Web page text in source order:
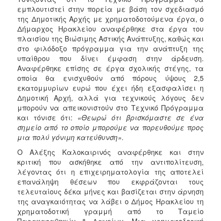
εμπλουτιστεί στην πορεία με βάση τον σχεδιασμό
της Δημοτικής Αρχής με χρηματοδοτούμενα έργα, ο
Δήμαρχος Ηρακλείου αναφέρθηκε στα έργα του
πλαισίου της Βιώσιμης Αστικής Ανάπτυξης, καθώς και
στο φιλόδοξο πρόγραμμα για την ανάπτυξη της
υπαίθρου που δίνει έμφαση στην άρδευση.
Αναφέρθηκε επίσης σε έργα σχολικής στέγης, τα
οποία θα ενισχυθούν από πόρους ύψους 2,5
εκατομμυρίων ευρώ που έχει ήδη εξασφαλίσει η
Δημοτική Αρχή, αλλά για τεχνικούς λόγους δεν
μπορούν να απεικονιστούν στο Τεχνικό Πρόγραμμα
και τόνισε ότι: «Θεωρώ ότι βρισκόμαστε σε ένα
σημείο από το οποίο μπορούμε να πορευθούμε προς
μια πολύ γόνιμη κατεύθυνση».
Ο Αλέξης Καλοκαιρινός αναφέρθηκε και στην
κριτική που ασκήθηκε από την αντιπολίτευση,
λέγοντας ότι η επιχειρηματολογία της αποτελεί
επανάληψη θέσεων που εκφράζονται τους
τελευταίους δέκα μήνες και βασίζεται στην άρνηση
της αναγκαιότητας να λάβει ο Δήμος Ηρακλείου τη
χρηματοδοτική γραμμή από το Ταμείο